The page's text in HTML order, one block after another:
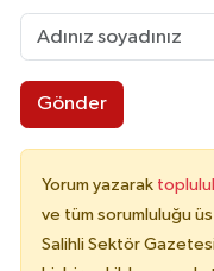
Gönder
Yorum yazarak
ve tüm sorumluluğu
Salihli Sektör